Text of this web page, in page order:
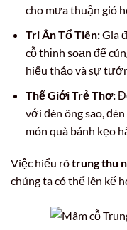
cho mưa thuận gió
Tri Ân Tổ Tiên:Gia
cỗ thịnh soạn để
hiếu thảo và sự
Thế Giới Trẻ Thơ:
với đèn ông sao,
món quà bánh kẹo
Việc hiểu rõtrung thu
chúng ta có thể lên kế